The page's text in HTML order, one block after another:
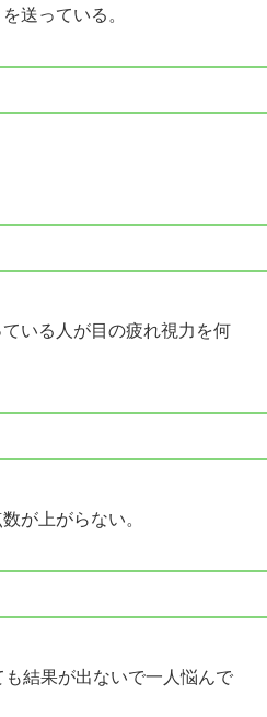
送っている。
いる人が目の疲れ視力を何
が上がらない。
結果が出ないで一人悩んで